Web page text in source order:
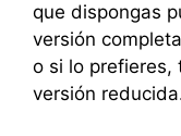
que dispongas
versión
o si lo prefieres,
versión